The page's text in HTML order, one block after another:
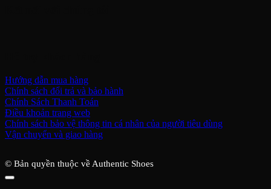
Hướng dẫn mua hàng
Chính sách đổi trả và bảo hành
Chính Sách Thanh Toán
Điều khoản trang web
Chính sách bảo vệ thông tin cá nhân của người tiêu dùng
Vận chuyển và giao hàng
© Bản quyền thuộc về Authentic Shoes